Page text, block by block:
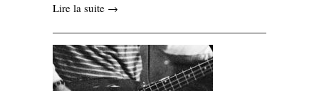
Lire la suite →